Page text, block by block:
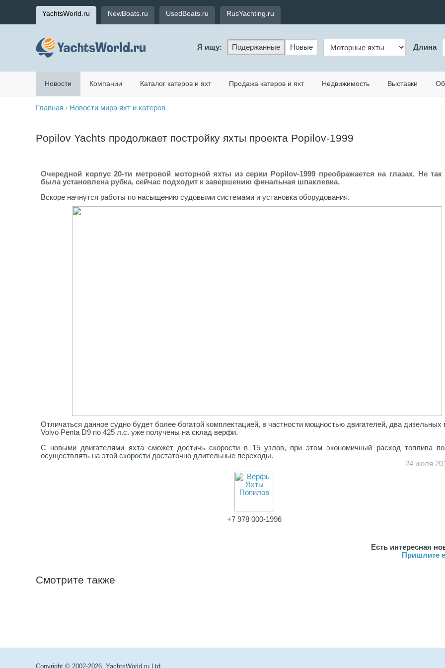
YachtsWorld.ru NewBoats.ru UsedBoats.ru RusYachting.ru
Я ищу: Подержанные Новые Длина
Новости Компании Каталог катеров и яхт Продажа катеров и яхт Недвижимость Выставки
Главная / Новости мира яхт и катеров
Popilov Yachts продолжает постройку яхты проекта Popilov-1999
Очередной корпус 20-ти метровой моторной яхты из серии Popilov-1999 преображается на глазах. Не так
была установлена рубка, сейчас подходит к завершению финальная шпаклевка.
Вскоре начнутся работы по насыщению судовыми системами и установка оборудования.
Отличаться данное судно будет более богатой комплектацией, в частности мощностью двигателей, два дизельных
Volvo Penta D9 по 425 л.с. уже получены на склад верфи.
С новыми двигателями яхта сможет достичь скорости в 15 узлов, при этом экономичный расход топлива
осуществлять на этой скорости достаточно длительные переходы.
24 июля
+7 978 000-1996
Есть интересная
Пришлите
Смотрите также
Copyright © 2002-2026. YachtsWorld.ru Ltd.